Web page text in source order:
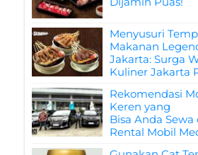
Menyusuri
Makanan
Jakarta: Surga
Kuliner Jakarta
Rekomendasi
Keren yang
Bisa Anda Sewa
Rental Mobil